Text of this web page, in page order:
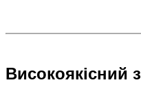
Високоякісний